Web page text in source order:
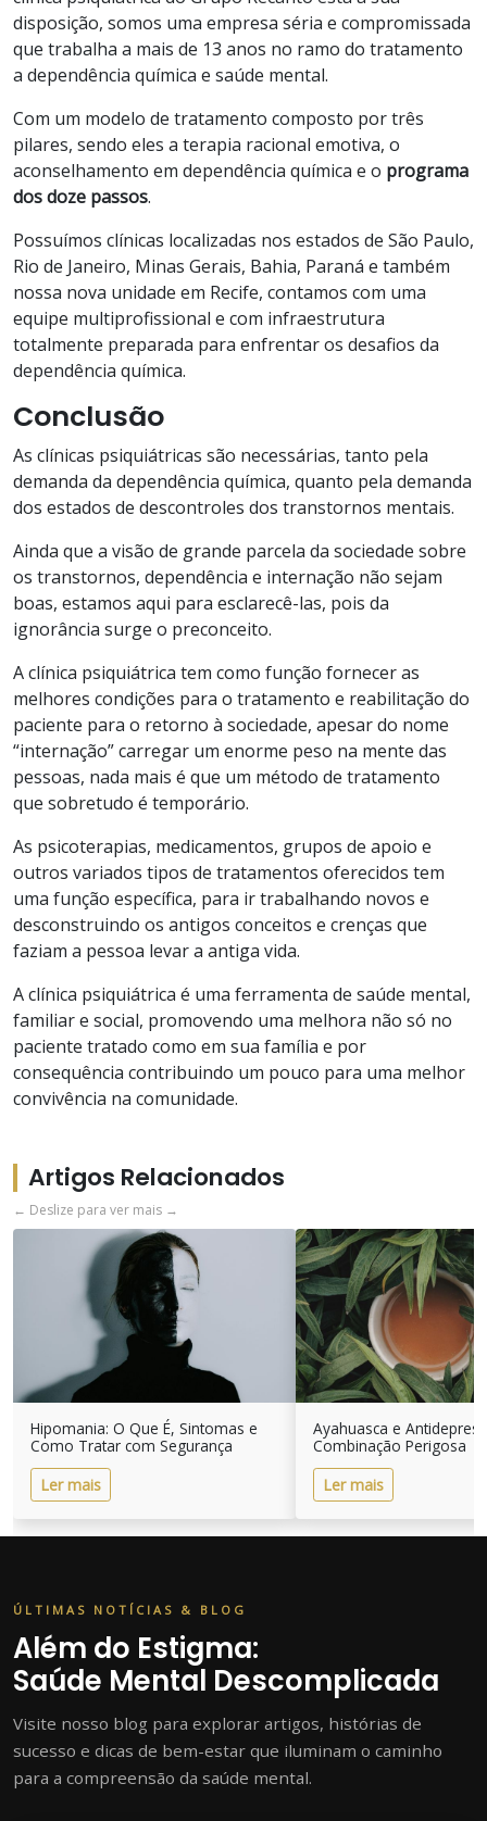
disposição, somos uma empresa séria e compromissada
que trabalha a mais de 13 anos no ramo do tratamento
a dependência química e saúde mental.
Com um modelo de tratamento composto por três
pilares, sendo eles a terapia racional emotiva, o
aconselhamento em dependência química e o programa
dos doze passos.
Possuímos clínicas localizadas nos estados de São Paulo,
Rio de Janeiro, Minas Gerais, Bahia, Paraná e também
nossa nova unidade em Recife, contamos com uma
equipe multiprofissional e com infraestrutura
totalmente preparada para enfrentar os desafios da
dependência química.
Conclusão
As clínicas psiquiátricas são necessárias, tanto pela
demanda da dependência química, quanto pela demanda
dos estados de descontroles dos transtornos mentais.
Ainda que a visão de grande parcela da sociedade sobre
os transtornos, dependência e internação não sejam
boas, estamos aqui para esclarecê-las, pois da
ignorância surge o preconceito.
A clínica psiquiátrica tem como função fornecer as
melhores condições para o tratamento e reabilitação do
paciente para o retorno à sociedade, apesar do nome
“internação” carregar um enorme peso na mente das
pessoas, nada mais é que um método de tratamento
que sobretudo é temporário.
As psicoterapias, medicamentos, grupos de apoio e
outros variados tipos de tratamentos oferecidos tem
uma função específica, para ir trabalhando novos e
desconstruindo os antigos conceitos e crenças que
faziam a pessoa levar a antiga vida.
A clínica psiquiátrica é uma ferramenta de saúde mental,
familiar e social, promovendo uma melhora não só no
paciente tratado como em sua família e por
consequência contribuindo um pouco para uma melhor
convivência na comunidade.
Artigos Relacionados
← Deslize para ver mais →
Hipomania: O Que É, Sintomas e
Como Tratar com Segurança
Ler mais
Ayahuasca e
Combinação Perigosa
Ler mais
ÚLTIMAS NOTÍCIAS & BLOG
Além do Estigma:
Saúde Mental Descomplicada
Visite nosso blog para explorar artigos, histórias de
sucesso e dicas de bem-estar que iluminam o caminho
para a compreensão da saúde mental.